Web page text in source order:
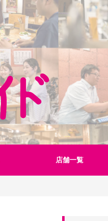
店舗一覧